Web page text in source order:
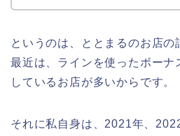
というのは、ととまるのお店の
最近は、ラインを使ったボーナ
しているお店が多いからです。
それに私自身は、2021年、